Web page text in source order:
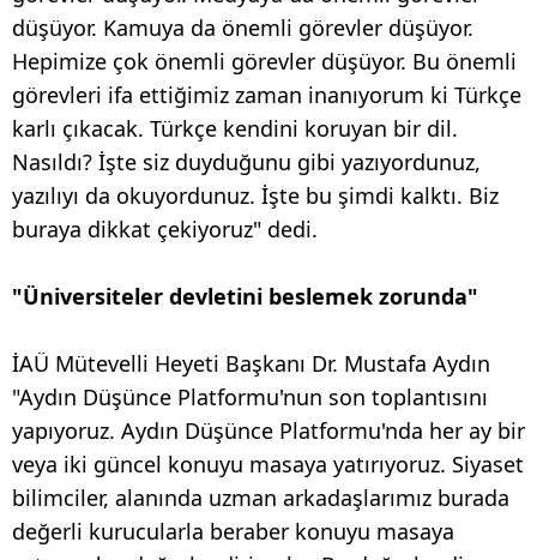
düşüyor. Kamuya da önemli görevler düşüyor.
Hepimize çok önemli görevler düşüyor. Bu önemli
görevleri ifa ettiğimiz zaman inanıyorum ki Türkçe
karlı çıkacak. Türkçe kendini koruyan bir dil.
Nasıldı? İşte siz duyduğunu gibi yazıyordunuz,
yazılıyı da okuyordunuz. İşte bu şimdi kalktı. Biz
buraya dikkat çekiyoruz" dedi.
"Üniversiteler devletini beslemek zorunda"
İAÜ Mütevelli Heyeti Başkanı Dr. Mustafa Aydın
"Aydın Düşünce Platformu'nun son toplantısını
yapıyoruz. Aydın Düşünce Platformu'nda her ay bir
veya iki güncel konuyu masaya yatırıyoruz. Siyaset
bilimciler, alanında uzman arkadaşlarımız burada
değerli kurucularla beraber konuyu masaya